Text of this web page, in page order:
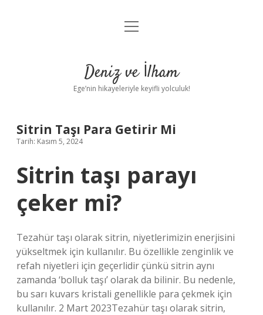
Anasayfa
Yasal Uyarı
menüyü
Deniz ve İlham
Ege’nin hikayeleriyle keyifli yolculuk!
Sitrin Taşı Para Getirir Mi
Tarih: Kasım 5, 2024
Sitrin taşı parayı
çeker mi?
Tezahür taşı olarak sitrin, niyetlerimizin enerjisini
yükseltmek için kullanılır. Bu özellikle zenginlik ve
refah niyetleri için geçerlidir çünkü sitrin aynı
zamanda ‘bolluk taşı’ olarak da bilinir. Bu nedenle,
bu sarı kuvars kristali genellikle para çekmek için
kullanılır. 2 Mart 2023Tezahür taşı olarak sitrin,